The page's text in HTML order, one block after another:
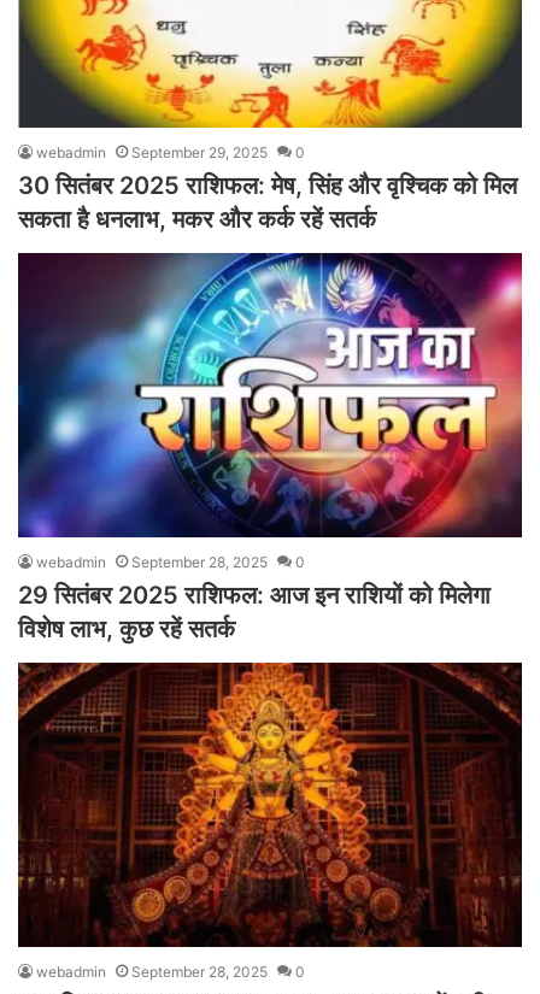
webadmin September 29, 2025 0
30 सितंबर 2025 राशिफल: मेष, सिंह और वृश्चिक को मिल
सकता है धनलाभ, मकर और कर्क रहें सतर्क
webadmin September 28, 2025 0
29 सितंबर 2025 राशिफल: आज इन राशियों को मिलेगा
विशेष लाभ, कुछ रहें सतर्क
webadmin September 28, 2025 0